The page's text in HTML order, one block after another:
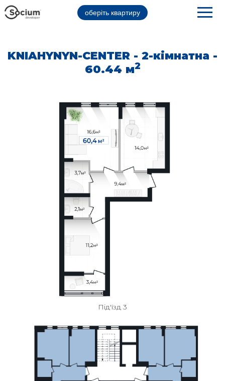
оберіть квартиру
KNIAHYNYN-CENTER - 2-кімнатна -
60.44 м2
Під'їзд 3